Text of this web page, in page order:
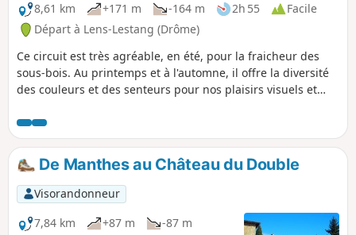
8,61 km
+171 m -164 m 2h 55
Facile
Départ à Lens-Lestang (Drôme)
Ce circuit est très agréable, en été, pour la fraicheur des
sous-bois. Au printemps et à l'automne, il offre la diversité
des couleurs et des senteurs pour nos plaisirs visuels et
plaine de Beaurepaire. A TOUS LES RANDONNEURS (SES)
QUI PARCOURENT MES RANDONNEES vous pouvez mettre
des photos en indiquant l'emplacement sur le circuit.
De Manthes au Château du Double
Visorandonneur
7,84 km
+87 m
-87 m